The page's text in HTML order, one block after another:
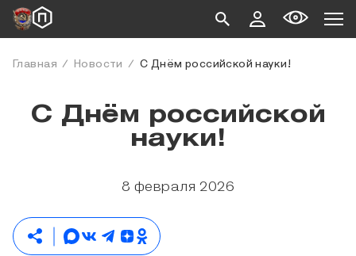
Главная Новости С Днём российской науки!
С Днём российской
науки!
8 февраля 2026